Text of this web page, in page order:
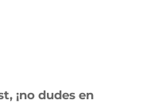
¡no dudes en